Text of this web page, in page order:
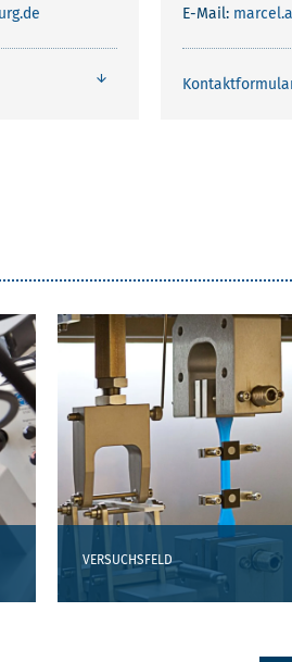
E-Mail:
VERSUCHSFELD